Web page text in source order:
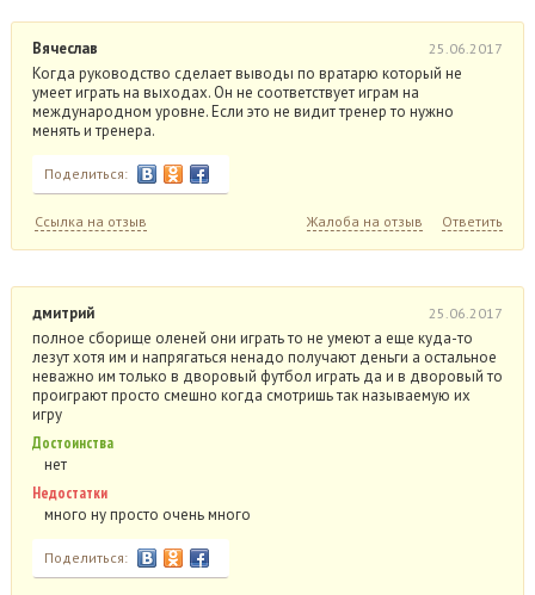
Вячеслав 25.06.2017
Когда руководство сделает выводы по вратарю который не
умеет играть на выходах. Он не соответствует играм на
международном уровне. Если это не видит тренер то нужно
менять и тренера.
Поделиться:
Ссылка на отзыв Жалоба на отзыв Ответить
дмитрий 25.06.2017
полное сборище оленей они играть то не умеют а еще куда-то
лезут хотя им и напрягаться ненадо получают деньги а остальное
неважно им только в дворовый футбол играть да и в дворовый то
проиграют просто смешно когда смотришь так называемую их
игру
Достоинства
нет
Недостатки
много ну просто очень много
Поделиться: